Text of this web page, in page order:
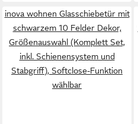
inova wohnen Glasschiebetür mit
schwarzem 10 Felder Dekor,
Größenauswahl (Komplett Set,
inkl. Schienensystem und
Stabgriff), Softclose-Funktion
wählbar